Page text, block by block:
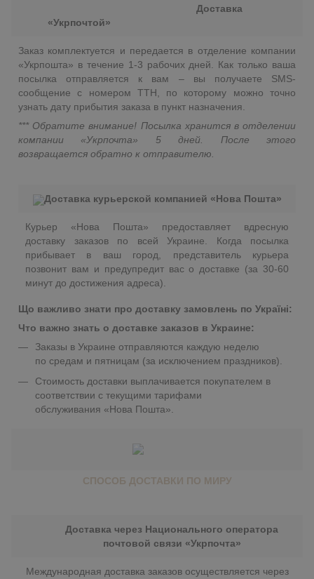
Доставка
«Укрпочтой»
Заказ комплектуется и передается в отделение компании
«Укрпошта» в течение 1-3 рабочих дней. Как только ваша
посылка отправляется к вам – вы получаете SMS-
сообщение с номером ТТН, по которому можно точно
узнать дату прибытия заказа в пункт назначения.
*** Обратите внимание! Посылка хранится в отделении
компании «Укрпочта» 5 дней. После этого
возвращается обратно к отправителю.
Доставка курьерской компанией «Нова Пошта»
Курьер «Нова Пошта» предоставляет вдресную
доставку заказов по всей Украине. Когда посылка
прибывает в ваш город, представитель курьера
позвонит вам и предупредит вас о доставке (за 30-60
минут до достижения адреса).
Що важливо знати про доставку замовлень по Україні:
Что важно знать о доставке заказов в Украине:
Заказы в Украине отправляются каждую неделю
по средам и пятницам (за исключением праздников).
Стоимость доставки выплачивается покупателем в
соответствии с текущими тарифами
обслуживания «Нова Пошта».
СПОСОБ ДОСТАВКИ ПО МИРУ
Доставка через Национального оператора
почтовой связи «Укрпочта»
Международная доставка заказов осуществляется через